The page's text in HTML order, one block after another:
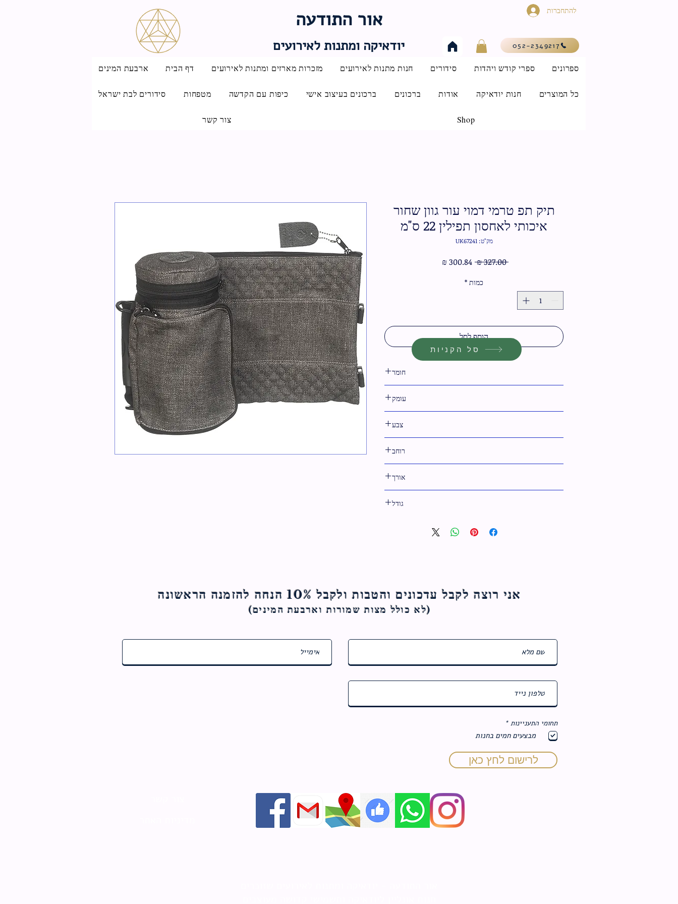
אור התודעה
יודאיקה ומתנות לאירועים
להתחברות
052-2349217
ארבעת המינים דף הבית מזכרות מארזים ומתנות לאירועים חנות מתנות לאירועים סידורים ספרי קודש ויהדות ספרונים
סידורים לבת ישראל מטפחות כיפות עם הקדשה ברכונים בעיצוב אישי ברכונים אודות חנות יודאיקה כל המוצרים
צור קשר Shop
תיק תפ טרמי דמוי עור גוון שחור
איכותי לאחסון תפילין 22 ס"מ
מק"ט: UK67241
‏327.00 ‏₪
מחיר
כמות *
הוסף לסל
חומר
עומק
צבע
רוחב
אורך
גודל
סל הקניות
אני רוצה לקבל עדכונים והטבות ולקבל 10% הנחה להזמנה הראשונה
(לא כולל מצות שמורות וארבעת המינים)
תחומי התעניינות *
ב
מבצעים חמים בחנות
לרישום לחץ כאן